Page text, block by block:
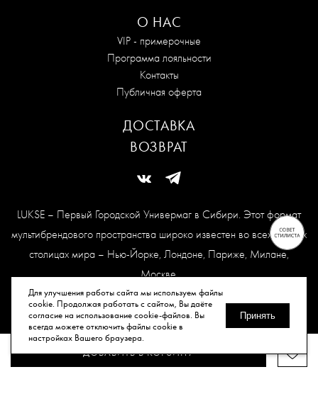
Для улучшения работы сайта мы используем файлы
cookie. Продолжая работать с сайтом, Вы даёте
согласие на использование cookie-файлов. Вы
всегда можете отключить файлы cookie в
настройках Вашего браузера.
Принять
ДОБАВИТЬ В КОРЗИНУ
LUKSE – Первый Городской Универмаг в Сибири. Этот формат
мультибрендового пространства широко известен во всех модных
столицах мира – Нью-Йорке, Лондоне, Париже, Милане,
Москве.
Карта сайта
© Все права защищены, 2026.
О НАС
VIP - примерочные
Программа лояльности
Контакты
Публичная оферта
ДОСТАВКА
ВОЗВРАТ